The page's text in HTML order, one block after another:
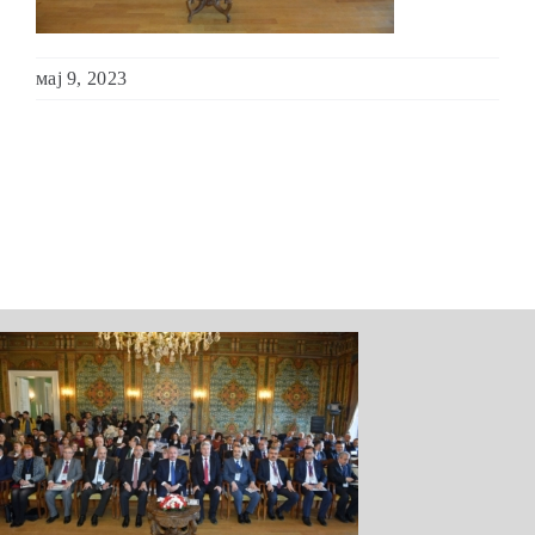
мај 9, 2023